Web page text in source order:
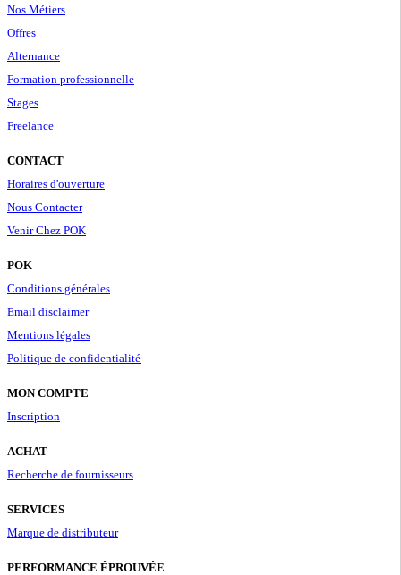
Nos Métiers
Offres
Alternance
Formation professionnelle
Stages
Freelance
CONTACT
Horaires d'ouverture
Nous Contacter
Venir Chez POK
POK
Conditions générales
Email disclaimer
Mentions légales
Politique de confidentialité
MON COMPTE
Inscription
ACHAT
Recherche de fournisseurs
SERVICES
Marque de distributeur
PERFORMANCE ÉPROUVÉE